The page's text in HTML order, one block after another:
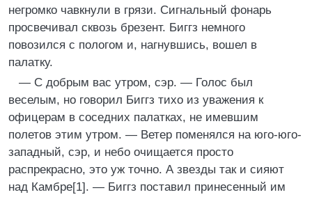
негромко чавкнули в грязи. Сигнальный фонарь
просвечивал сквозь брезент. Биггз немного
повозился с пологом и, нагнувшись, вошел в
палатку.
— С добрым вас утром, сэр. — Голос был
веселым, но говорил Биггз тихо из уважения к
офицерам в соседних палатках, не имевшим
полетов этим утром. — Ветер поменялся на юго-юго-
западный, сэр, и небо очищается просто
распрекрасно, это уж точно. А звезды так и сияют
над Камбре[1]. — Биггз поставил принесенный им